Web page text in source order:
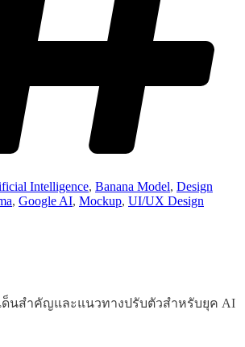
Intelligence, Banana Model, Design
, Google AI, Mockup, UI/UX Design